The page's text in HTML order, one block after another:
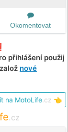
Okomentovat
přihlášení použij
nové
na MotoLife .cz 👈
.cz